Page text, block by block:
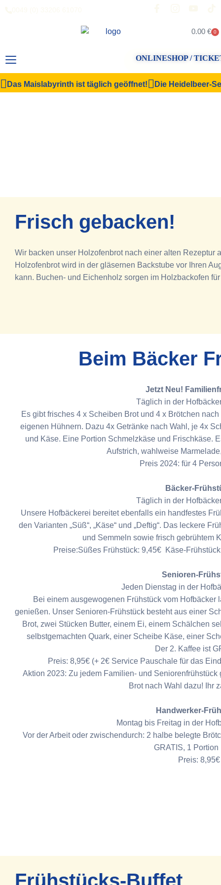
0.00 € 0
ONLINESHOP /
Das Maislabyrinth ist täglich geöffnet! Die Heidelbeer-
Frisch gebacken!
Wir backen unser Holzofenbrot nach einer alten Rezeptur
Holzofenbrot wird in der gläsernen Backstube vor Ihren
kann. Buchen- und Eichenholz sorgen im Holzbackofen
Beim Bäcker
Jetzt Neu!
Täglich in der
Es gibt frisches 4 x Scheiben Brot und 4 x Brötchen
eigenen Hühnern. Dazu 4x Getränke nach Wahl, je 4x
und Käse. Eine Portion Schmelzkäse und Frischkäse.
Aufstrich, wahlweise
Preis 2024: für 4
Bäcker-
Täglich in der
Unsere Hofbäckerei bereitet ebenfalls ein handfestes
den Varianten „Süß“, „Käse“ und „Deftig“. Das leckere
und Semmeln sowie frisch gebrühtem
Preise:Süßes Frühstück: 9,45€ Käse-
Senioren-
Jeden Dienstag in der
Bei einem ausgewogenen Frühstück vom
genießen. Unser Senioren-Frühstück besteht aus einer
Brot, zwei Stücken Butter, einem Ei, einem Schälchen
selbstgemachten Quark, einer Scheibe Käse, einer
Der 2. Kaffee ist
Preis: 8,95€ (+ 2€ Service Pauschale für das
Aktion 2023: Zu jedem Familien- und
Brot nach Wahl dazu! Ihr
Handwerker-
Montag bis Freitag in der
Vor der Arbeit oder zwischendurch: 2 halbe belegte
GRATIS, 1 Portion
Preis: 8,95€
Frühstücks-Buffet